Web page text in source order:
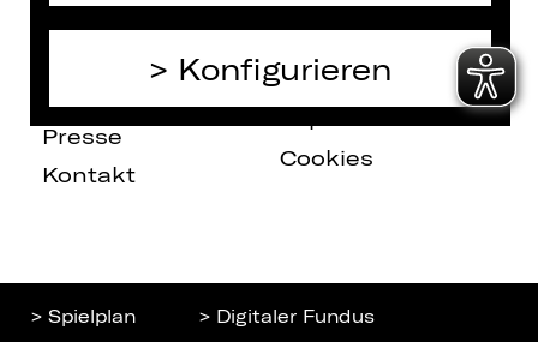
Kartenkauf
Presse
Kontakt
AGB
Datenschutz
Cookies
> Spielplan > Digitaler Fundus
Konfigurieren